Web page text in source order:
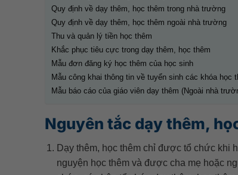
Quy định về dạy thêm, học thêm trong nhà trường
Quy định về dạy thêm, học thêm ngoài nhà trường
Thu và quản lý tiền học thêm
Khắc phục tiêu cực trong dạy thêm, học thêm
Mẫu đơn đăng ký học thêm của học sinh
Mẫu công khai thông tin về tuyển sinh các khóa học
Mẫu báo cáo của giáo viên dạy thêm (Ngoài nhà
Nguyên tắc dạy thêm,
Dạy thêm, học thêm chỉ được tổ chức khi
nguyện học thêm và được cha mẹ hoặc